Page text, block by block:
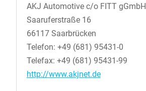
AKJ Automotive c/o FITT gGmbH
Saaruferstraße 16
66117 Saarbrücken
Telefon: +49 (681) 95431-0
Telefax: +49 (681) 95431-99
http://www.akjnet.de